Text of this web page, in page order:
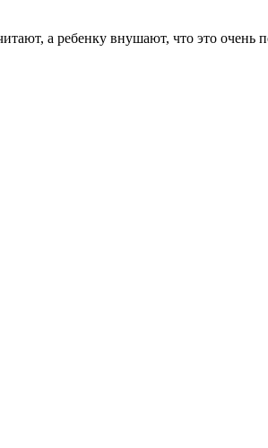
а ребенку внушают, что это очень